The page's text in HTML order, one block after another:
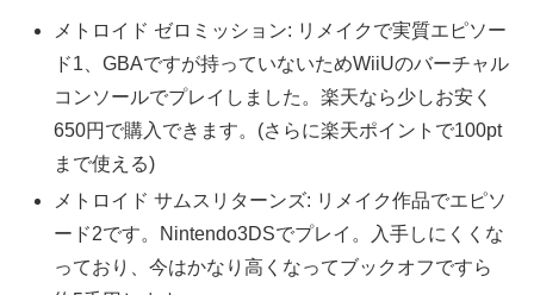
メトロイド ゼロミッション: リメイクで実質エピソー
ド1、GBAですが持っていないためWiiUのバーチャル
コンソールでプレイしました。楽天なら少しお安く
650円で購入できます。(さらに楽天ポイントで100pt
まで使える)
メトロイド サムスリターンズ: リメイク作品でエピソ
ード2です。Nintendo3DSでプレイ。入手しにくくな
っており、今はかなり高くなってブックオフですら